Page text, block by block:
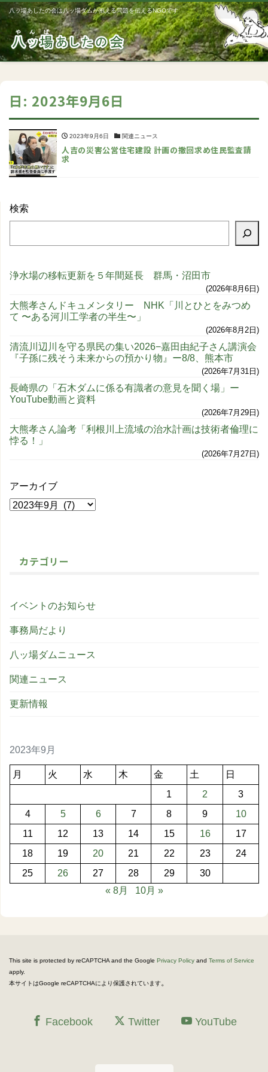
八ッ場あしたの会は八ッ場ダムが抱える問題を伝えるNGOです
日: 2023年9月6日
2023年9月6日 関連ニュース
人吉の災害公営住宅建設 計画の撤回求め住民監査請
求
検索
浄水場の移転更新を５年間延長 群馬・沼田市
2026年8月6日
大熊孝さんドキュメンタリー NHK「川とひとをみつめ
て 〜ある河川工学者の半生〜」
2026年8月2日
清流川辺川を守る県民の集い2026−嘉田由紀子さん講演会
『子孫に残そう未来からの預かり物』ー8/8、熊本市
2026年7月31日
長崎県の「石木ダムに係る有識者の意見を聞く場」ー
YouTube動画と資料
2026年7月29日
大熊孝さん論考「利根川上流域の治水計画は技術者倫理に
悖る！」
2026年7月27日
アーカイブ
カテゴリー
イベントのお知らせ
事務局だより
八ッ場ダムニュース
関連ニュース
更新情報
2023年9月
月 火 水 木 金 土
日
1
2
3
4
5 6 7 8 9
10
11
12 13 14 15 16
17
18
19 20 21 22 23
24
25
26 27 28 29
30
« 8月
10月 »
This site is protected by reCAPTCHA and the Google Privacy Policy and Terms of Service
apply.
本サイトはGoogle reCAPTCHAにより保護されています。
Facebook Twitter YouTube